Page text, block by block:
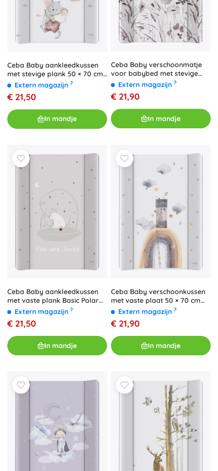
Ceba Baby aankleedkussen
met stevige plank 50 × 70 cm
basic mouse
Extern magazijn ?
€ 21,50
In mandje
Ceba Baby verschoonmatje
voor babybed met stevige
plank Basic Nature Harmony
Extern magazijn ?
€ 21,90
In mandje
Ceba Baby aankleedkussen
met vaste plank Basic Polar
Bears 50 × 70 cm
Extern magazijn ?
€ 21,50
In mandje
Ceba Baby verschoonkussen
met vaste plaat 50 × 70 cm
Basic Rainbow Home
Extern magazijn ?
€ 21,90
In mandje